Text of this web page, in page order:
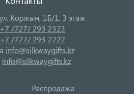
Коржын, 1Б/1, 3 этаж
+7 /727/ 293 2323
+7 /727/ 293 2222
info@silkwaygifts.kz
info@silkwaygifts.kz
Распродажа